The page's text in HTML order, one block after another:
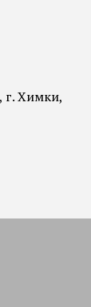
г. Химки,